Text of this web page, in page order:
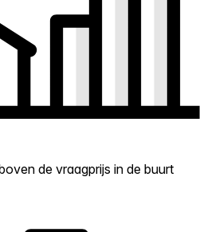
de vraagprijs in de buurt